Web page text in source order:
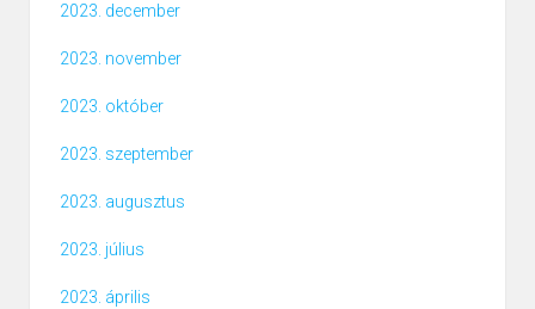
2023. december
2023. november
2023. október
2023. szeptember
2023. augusztus
2023. július
2023. április